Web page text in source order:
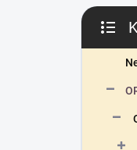
P
s